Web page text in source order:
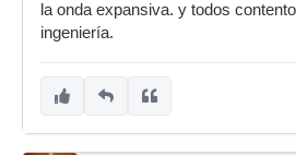
la onda expansiva. y todos
ingeniería.